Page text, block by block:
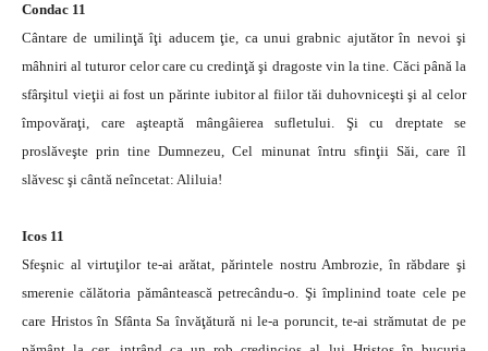
Condac 11
Cântare de umilinţă îţi aducem ţie, ca unui grabnic ajutător în nevoi şi
mâhniri al tuturor celor care cu credinţă şi dragoste vin la tine. Căci până la
sfârşitul vieţii ai fost un părinte iubitor al fiilor tăi duhovniceşti şi al celor
împovăraţi, care aşteaptă mângâierea sufletului. Şi cu dreptate se
proslăveşte prin tine Dumnezeu, Cel minunat întru sfinţii Săi, care îl
slăvesc şi cântă neîncetat: Aliluia!
Icos 11
Sfeşnic al virtuţilor te-ai arătat, părintele nostru Ambrozie, în răbdare şi
smerenie călătoria pământească petrecându-o. Şi împlinind toate cele pe
care Hristos în Sfânta Sa învăţătură ni le-a poruncit, te-ai strămutat de pe